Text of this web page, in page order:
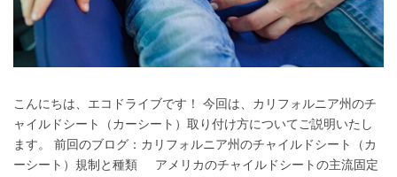
こんにちは、エコドライブです！ 今回は、カリフォルニア州のチ
ャイルドシート（カーシート）取り付け方についてご説明いたし
ます。 前回のブログ：カリフォルニア州のチャイルドシート（カ
ーシート）規制と種類 アメリカのチャイルドシートの主流固定